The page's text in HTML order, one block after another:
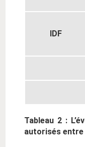
IDF
Tableau 2 :
autorisés entre